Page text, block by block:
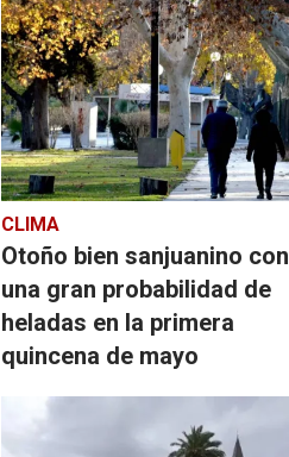
CLIMA
Otoño bien sanjuanino con
una gran probabilidad de
heladas en la primera
quincena de mayo